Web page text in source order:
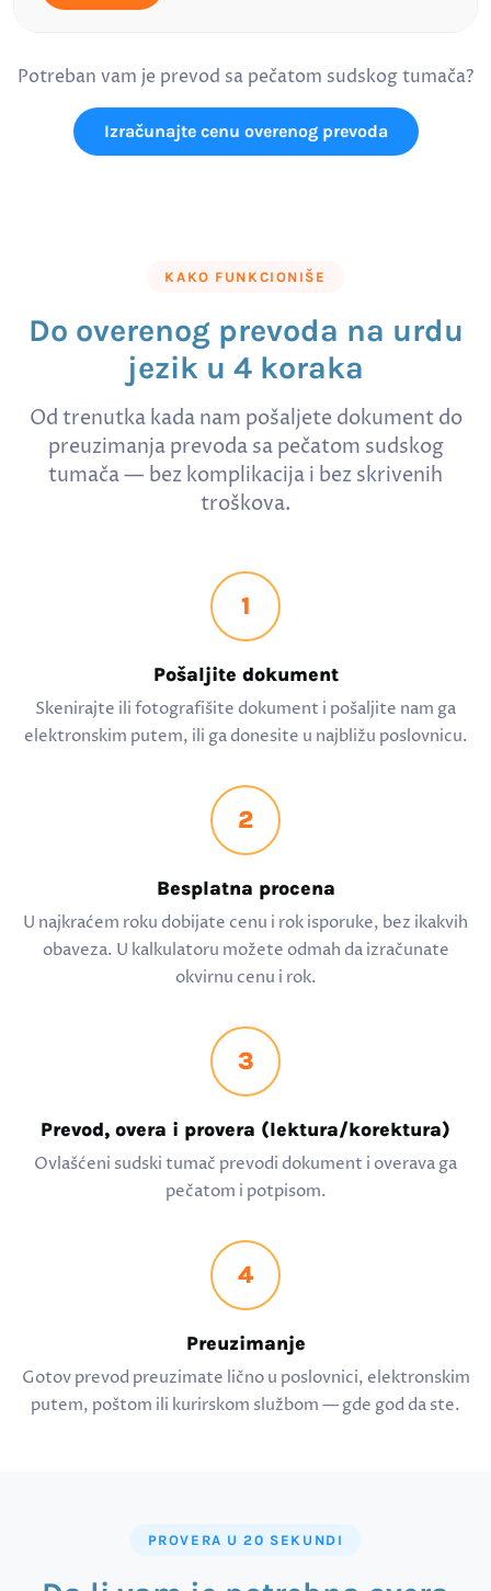
Potreban vam je prevod sa pečatom sudskog tumača?
Izračunajte cenu overenog prevoda
KAKO FUNKCIONIŠE
Do overenog prevoda na urdu
jezik u 4 koraka
Od trenutka kada nam pošaljete dokument do
preuzimanja prevoda sa pečatom sudskog
tumača — bez komplikacija i bez skrivenih
troškova.
1
Pošaljite dokument
Skenirajte ili fotografišite dokument i pošaljite nam ga
elektronskim putem, ili ga donesite u najbližu poslovnicu.
2
Besplatna procena
U najkraćem roku dobijate cenu i rok isporuke, bez ikakvih
obaveza. U kalkulatoru možete odmah da izračunate
okvirnu cenu i rok.
3
Prevod, overa i provera (lektura/korektura)
Ovlašćeni sudski tumač prevodi dokument i overava ga
pečatom i potpisom.
4
Preuzimanje
Gotov prevod preuzimate lično u poslovnici, elektronskim
putem, poštom ili kurirskom službom — gde god da ste.
PROVERA U 20 SEKUNDI